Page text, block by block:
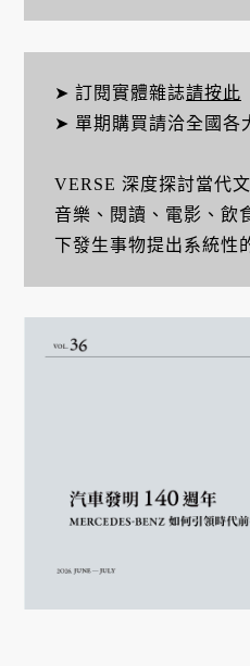
➤ 訂閱實體雜誌請按此
➤ 單期購買請洽全國各
VERSE 深度探討當代
音樂、閱讀、電影、飲
下發生事物提出系統性